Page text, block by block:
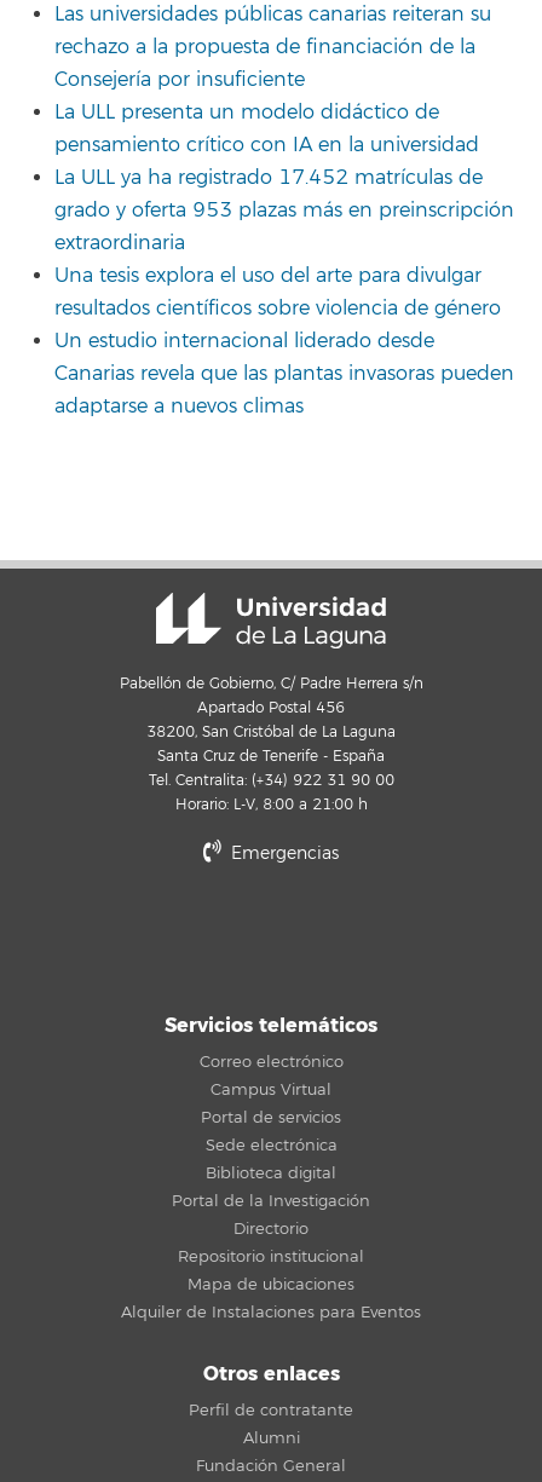
Las universidades públicas canarias reiteran su
rechazo a la propuesta de financiación de la
Consejería por insuficiente
La ULL presenta un modelo didáctico de
pensamiento crítico con IA en la universidad
La ULL ya ha registrado 17.452 matrículas de
grado y oferta 953 plazas más en preinscripción
extraordinaria
Una tesis explora el uso del arte para divulgar
resultados científicos sobre violencia de género
Un estudio internacional liderado desde
Canarias revela que las plantas invasoras pueden
adaptarse a nuevos climas
Pabellón de Gobierno, C/ Padre Herrera s/n
Apartado Postal 456
38200, San Cristóbal de La Laguna
Santa Cruz de Tenerife - España
Tel. Centralita: (+34) 922 31 90 00
Horario: L-V, 8:00 a 21:00 h
Emergencias
Servicios telemáticos
Correo electrónico
Campus Virtual
Portal de servicios
Sede electrónica
Biblioteca digital
Portal de la Investigación
Directorio
Repositorio institucional
Mapa de ubicaciones
Alquiler de Instalaciones para Eventos
Otros enlaces
Perfil de contratante
Alumni
Fundación General